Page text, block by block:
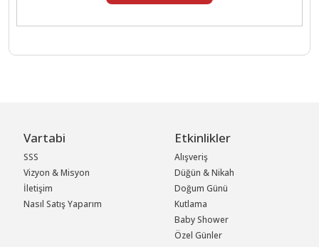
Vartabi
SSS
Vizyon & Misyon
İletişim
Nasıl Satış Yaparım
Etkinlikler
Alışveriş
Düğün & Nikah
Doğum Günü
Kutlama
Baby Shower
Özel Günler